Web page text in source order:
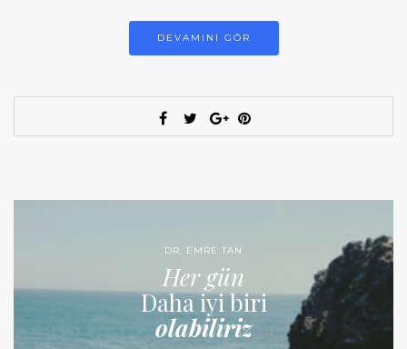
DEVAMINI GÖR
DR. EMRE TAN
Her gün
Daha iyi biri
olabiliriz